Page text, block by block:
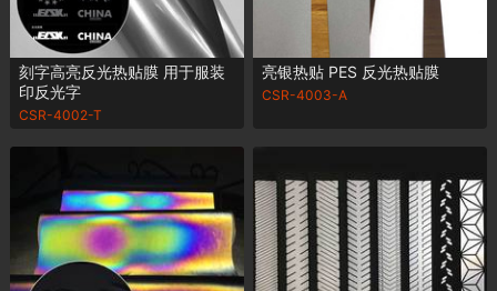
刻字高亮反光热贴膜 用于服装
印反光字
CSR-4002-T
亮银热贴 PES 反光热贴膜
CSR-4003-A